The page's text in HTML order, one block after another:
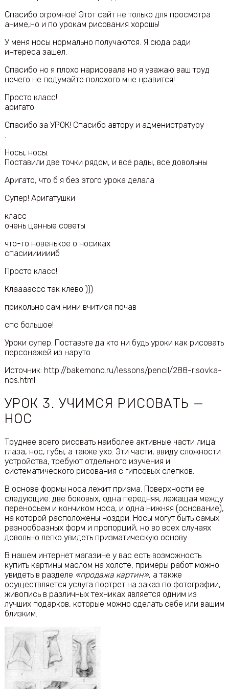
Спасибо огромное! Этот сайт не только для просмотра
аниме,но и по урокам рисования хорошь!
У меня носы нормально получаются. Я сюда ради
интереса зашел.
Спасибо но я плохо нарисовала но я уважаю ваш труд
нечего не подумайте полохого мне нравится!
Просто класс!
аригато
Спасибо за УРОК! Спасибо автору и адменистратуру
Носы, носы.
Поставили две точки рядом, и всё рады, все довольны
Аригато, что б я без этого урока делала
Супер! Аригатушки
класс
очень ценные советы
что-то новенькое о носиках
спасиииииииб
Просто класс!
Клаааассс так клёво )))
прикольно сам нини вчитися почав
спс большое!
Уроки супер. Поставьте да кто ни будь уроки как рисовать
персонажей из наруто
Источник: http://bakemono.ru/lessons/pencil/288-risovka-
nos.html
УРОК 3. УЧИМСЯ РИСОВАТЬ —
НОС
Труднее всего рисовать наиболее активные части лица:
глаза, нос, губы, а также ухо. Эти части, ввиду сложности
устройства, требуют отдельного изучения и
систематического рисования с гипсовых слепков.
В основе формы носа лежит призма. Поверхности ее
следующие: две боковых, одна передняя, лежащая между
переносьем и кончиком носа, и одна нижняя (основание),
на которой расположены ноздри. Носы могут быть самых
разнообразных форм и пропорций, но во всех случаях
довольно легко увидеть призматическую основу.
В нашем интернет магазине у вас есть возможность
купить картины маслом на холсте, примеры работ можно
увидеть в разделе «продажа картин», а также
осуществляется услуга портрет на заказ по фотографии,
живопись в различных техниках является одним из
лучших подарков, которые можно сделать себе или вашим
близким.